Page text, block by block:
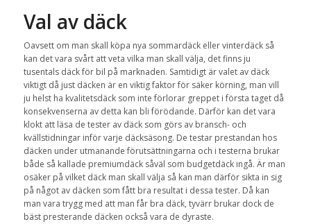
Val av däck
Oavsett om man skall köpa nya sommardäck eller vinterdäck så
kan det vara svårt att veta vilka man skall välja, det finns ju
tusentals däck för bil på marknaden. Samtidigt är valet av däck
viktigt då just däcken är en viktig faktor för säker körning, man vill
ju helst ha kvalitetsdäck som inte förlorar greppet i första taget då
konsekvenserna av detta kan bli förödande. Därför kan det vara
klokt att läsa de tester av däck som görs av bransch- och
kvällstidningar inför varje däcksäsong. De testar prestandan hos
däcken under utmanande förutsättningarna och i testerna brukar
både så kallade premiumdäck såväl som budgetdäck ingå. Är man
osäker på vilket däck man skall välja så kan man därför sikta in sig
på något av däcken som fått bra resultat i dessa tester. Då kan
man vara trygg med att man får bra däck, tyvärr brukar dock de
bäst presterande däcken också vara de dyraste.